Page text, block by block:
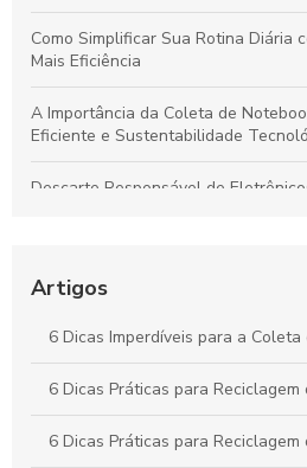
Como Simplificar Sua Rotina Diária
Mais Eficiência
A Importância da Coleta de
Eficiente e Sustentabilidade
Descarte Responsável de
Sustentável
Guia Completo: Coleta de Lixo
Reciclagem de Eletrônicos:
Sustentável
Artigos
6 Dicas Imperdíveis para a
6 Dicas Práticas para
6 Dicas Práticas para Reciclagem